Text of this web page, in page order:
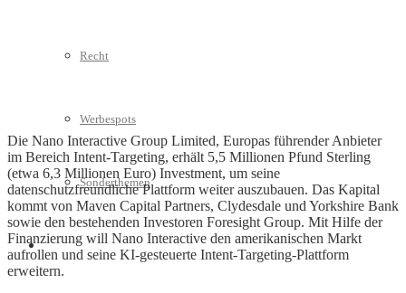
Recht
Werbespots
Sonderthemen
Geschäftskonto eröffnen
Die Nano Interactive Group Limited, Europas führender Anbieter
im Bereich Intent-Targeting, erhält 5,5 Millionen Pfund Sterling
(etwa 6,3 Millionen Euro) Investment, um seine
datenschutzfreundliche Plattform weiter auszubauen. Das Kapital
kommt von Maven Capital Partners, Clydesdale und Yorkshire Bank
sowie den bestehenden Investoren Foresight Group. Mit Hilfe der
Finanzierung will Nano Interactive den amerikanischen Markt
aufrollen und seine KI-gesteuerte Intent-Targeting-Plattform
erweitern.